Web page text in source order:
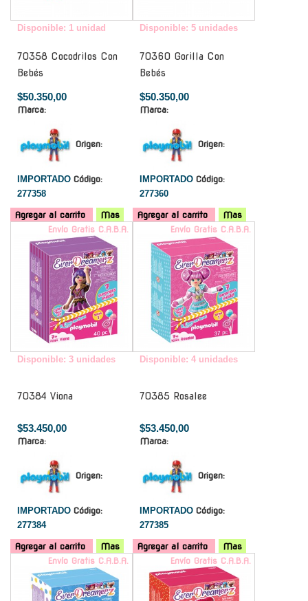
Disponible: 1 unidad
70358 Cocodrilos Con
Bebés
$50.350,00
Marca:
Origen:
IMPORTADO Código:
277358
Agregar al carrito Mas
Disponible: 5 unidades
70360 Gorilla Con
Bebés
$50.350,00
Marca:
Origen:
IMPORTADO Código:
277360
Agregar al carrito
Mas
Envío Gratis C.A.B.A.
Disponible: 3 unidades
70384 Viona
$53.450,00
Marca:
Origen:
IMPORTADO Código:
277384
Agregar al carrito Mas
Envío Gratis C.A.B.A.
Disponible: 4 unidades
70385 Rosalee
$53.450,00
Marca:
Origen:
IMPORTADO Código:
277385
Agregar al carrito
Mas
Envío Gratis C.A.B.A.
Envío Gratis C.A.B.A.